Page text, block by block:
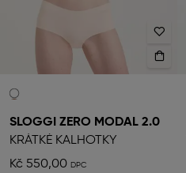
SLOGGI ZERO MODAL 2.0
KRÁTKÉ KALHOTKY
Kč 550,00